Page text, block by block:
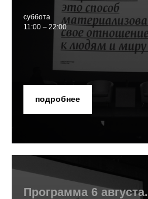
суббота
11:00 – 22:00
подробнее
Программа 6 августа.